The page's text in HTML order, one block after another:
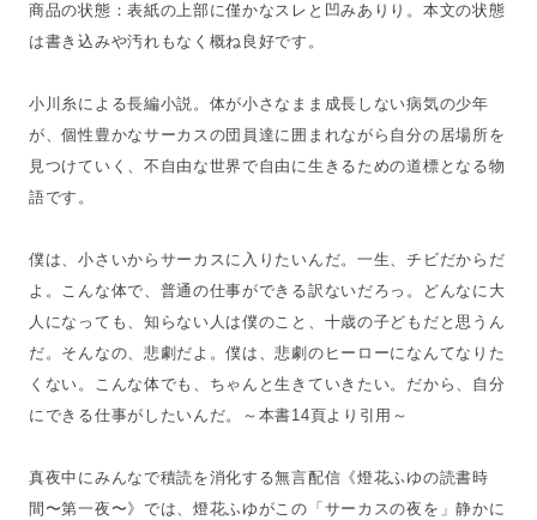
商品の状態：表紙の上部に僅かなスレと凹みありり。本文の状態
は書き込みや汚れもなく概ね良好です。
小川糸による長編小説。体が小さなまま成長しない病気の少年
が、個性豊かなサーカスの団員達に囲まれながら自分の居場所を
見つけていく、不自由な世界で自由に生きるための道標となる物
語です。
僕は、小さいからサーカスに入りたいんだ。一生、チビだからだ
よ。こんな体で、普通の仕事ができる訳ないだろっ。どんなに大
人になっても、知らない人は僕のこと、十歳の子どもだと思うん
だ。そんなの、悲劇だよ。僕は、悲劇のヒーローになんてなりた
くない。こんな体でも、ちゃんと生きていきたい。だから、自分
にできる仕事がしたいんだ。～本書14頁より引用～
真夜中にみんなで積読を消化する無言配信《燈花ふゆの読書時
間〜第一夜〜》では、燈花ふゆがこの「サーカスの夜を」静かに